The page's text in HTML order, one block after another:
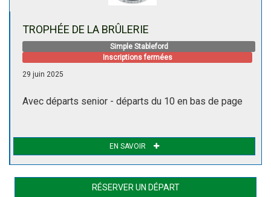
TROPHÉE DE LA BRÛLERIE
Simple Stableford
Inscriptions fermées
29 juin 2025
Avec départs senior - départs du 10 en bas de page
EN SAVOIR
RÉSERVER UN DÉPART